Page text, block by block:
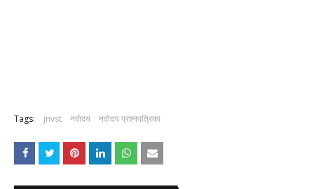
Tags: jnvst नवोदय नवोदय प्रश्नपत्रिका